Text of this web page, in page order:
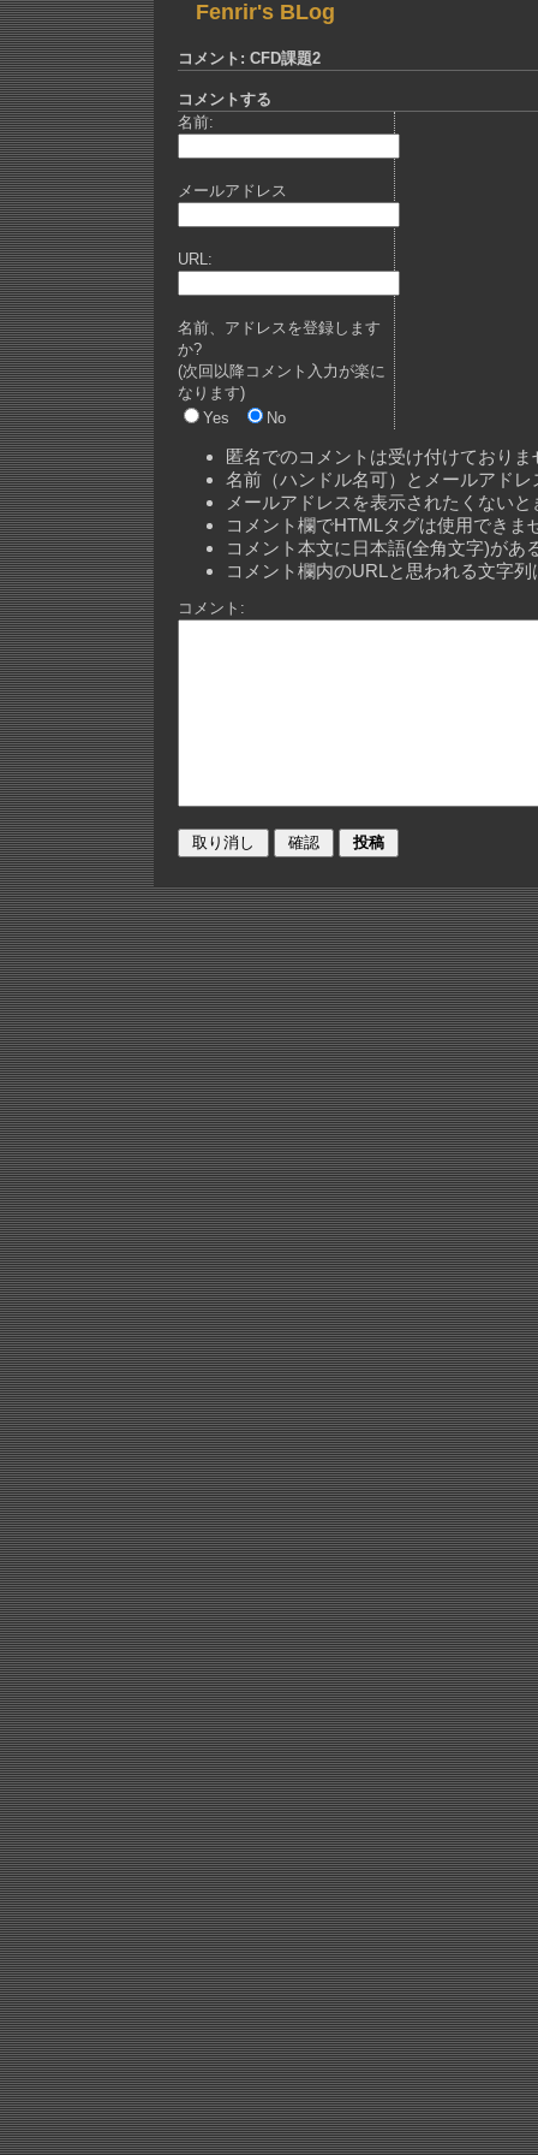
Fenrir's BLog
コメント: CFD課題2
コメントする
名前:
メールアドレス
URL:
名前、アドレスを登録します
か?
(次回以降コメント入力が楽に
なります)
Yes
No
匿名でのコメントは受け付けておりま
名前（ハンドル名可）とメールアド
メールアドレスを表示されたくない
コメント欄でHTMLタグは使用できま
コメント本文に日本語(全角文字)があ
コメント欄内のURLと思われる文字
コメント: